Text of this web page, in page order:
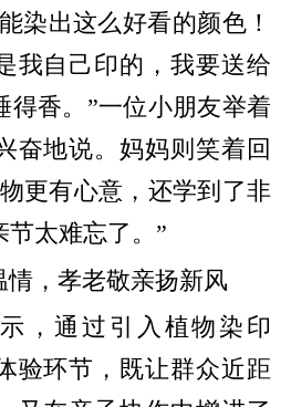
染出这么好看的颜色！
我自己印的，我要送给
得香。”一位小朋友举着
奋地说。妈妈则笑着回
更有心意，还学到了非
太难忘了。”
情，孝老敬亲扬新风
，通过引入植物染印
验环节，既让群众近距